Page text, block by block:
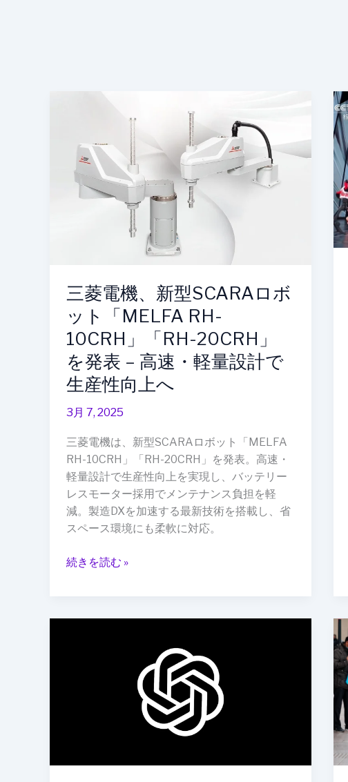
三菱電機、新型SCARAロボ
ット「MELFA RH-
10CRH」「RH-20CRH」
を発表 – 高速・軽量設計で
生産性向上へ
3月 7, 2025
三菱電機は、新型SCARAロボット「MELFA
RH-10CRH」「RH-20CRH」を発表。高速・
軽量設計で生産性向上を実現し、バッテリー
レスモーター採用でメンテナンス負担を軽
減。製造DXを加速する最新技術を搭載し、省
スペース環境にも柔軟に対応。
機、
新
型
SCARA
「MELFA
10CRH」
「RH-
20CRH」
を
発
表
高
速・
軽
量
設
計
生
向
続きを読む »
野